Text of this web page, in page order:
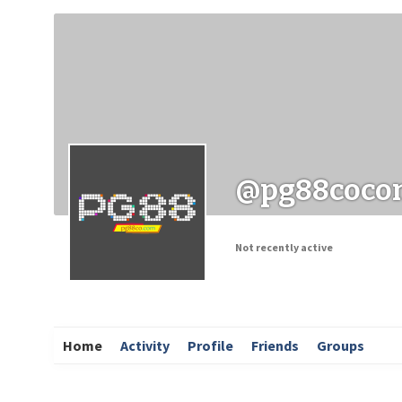
Заходи
Not recently active
Home Activity Profile Friends Groups